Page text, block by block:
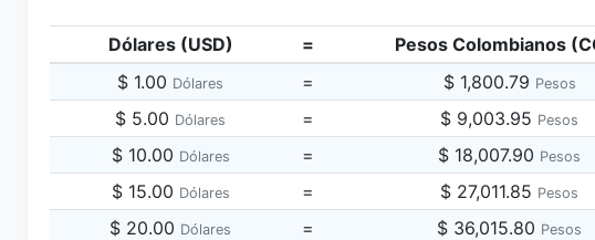
Dólares (USD) =
Pesos Colombianos
$ 1.00 Dólares = $ 1,800.79 Pesos
$ 5.00 Dólares = $ 9,003.95 Pesos
$ 10.00 Dólares = $ 18,007.90 Pesos
$ 15.00 Dólares = $ 27,011.85 Pesos
$ 20.00 Dólares = $ 36,015.80 Pesos